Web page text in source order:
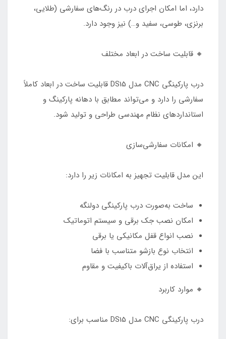
دارد، اما امکان اجرای درب در رنگ‌های سفارشی (طلایی،
برنزی، طوسی، سفید و…) نیز وجود دارد.
🔸 قابلیت ساخت در ابعاد مختلف
درب پارکینگی CNC مدل DS15 قابلیت ساخت در ابعاد کاملاً
سفارشی را دارد و می‌تواند مطابق با دهانه پارکینگ و
استانداردهای نظام مهندسی طراحی و تولید شود.
🔸 امکانات سفارشی‌سازی
این مدل قابلیت تجهیز به امکانات زیر را دارد:
ساخت به‌صورت درب پارکینگی دولنگه
امکان نصب جک برقی و سیستم اتوماتیک
نصب انواع قفل مکانیکی یا برقی
انتخاب نوع بازشو متناسب با فضا
استفاده از یراق‌آلات باکیفیت و مقاوم
🔸 موارد کاربرد
درب پارکینگی CNC مدل DS15 مناسب برای: